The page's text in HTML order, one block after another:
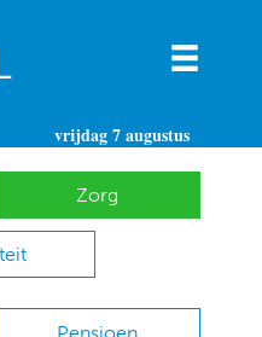
vrijdag 7 augustus
Zorg
Pensioen